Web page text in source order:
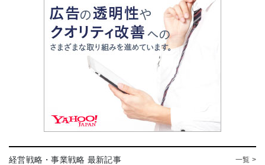
経営戦略・事業戦略 最新記事 一覧 >